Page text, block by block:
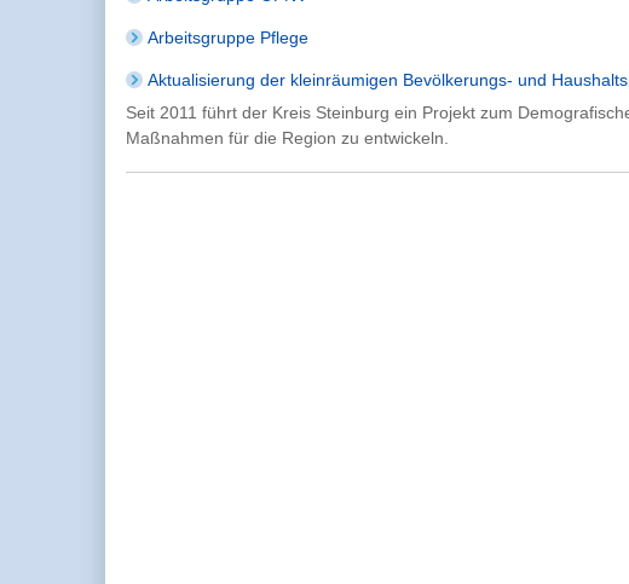
Arbeitsgruppe Pflege
Aktualisierung der kleinräumigen Bevölkerungs- und
Seit 2011 führt der Kreis Steinburg ein Projekt zum
Maßnahmen für die Region zu entwickeln.